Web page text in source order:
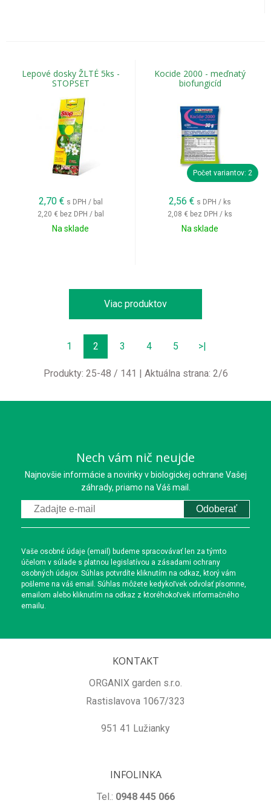
Lepové dosky ŽLTÉ 5ks -
STOPSET
2,70 € s DPH / bal
2,20 € bez DPH / bal
Na sklade
Kocide 2000 - meďnatý
biofungicíd
Počet variantov: 2
2,56 € s DPH / ks
2,08 € bez DPH / ks
Na sklade
Viac produktov
1 2 3 4 5 >|
Produkty: 25-48 / 141 | Aktuálna strana: 2/6
Nech vám nič neujde
Najnovšie informácie a novinky v biologickej ochrane Vašej
záhrady, priamo na Váš mail.
Odoberať
Vaše osobné údaje (email) budeme spracovávať len za týmto
účelom v súlade s platnou legislatívou a zásadami ochrany
osobných údajov. Súhlas potvrdíte kliknutím na odkaz, ktorý vám
pošleme na váš email. Súhlas môžete kedykoľvek odvolať písomne,
emailom alebo kliknutím na odkaz z ktoréhokoľvek informačného
emailu.
KONTAKT
ORGANIX garden s.r.o.
Rastislavova 1067/323
951 41 Lužianky
INFOLINKA
Tel.: 0948 445 066